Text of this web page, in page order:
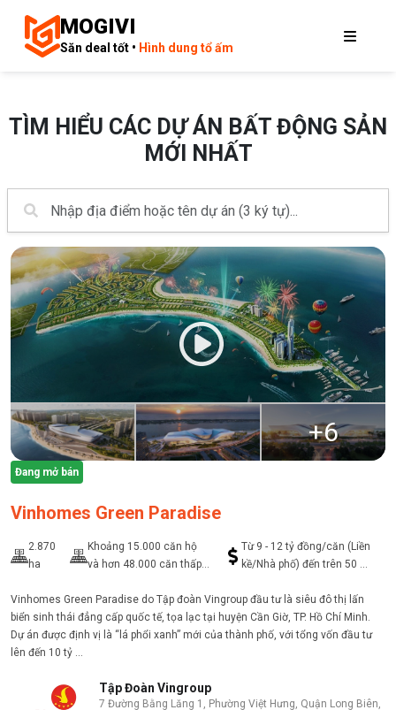
MOGIVI
Săn deal tốt • Hình dung tổ ấm
TÌM HIỂU CÁC DỰ ÁN BẤT ĐỘNG SẢN
MỚI NHẤT
+6
Đang mở bán
Vinhomes Green Paradise
2.870
ha
Khoảng 15.000 căn hộ
và hơn 48.000 căn thấp
Từ 9 - 12 tỷ đồng/căn (Liền
kề/Nhà phố) đến trên 50 tỷ
Vinhomes Green Paradise do Tập đoàn Vingroup đầu tư là siêu đô thị lấn
biển sinh thái đẳng cấp quốc tế, tọa lạc tại huyện Cần Giờ, TP. Hồ Chí Minh.
Dự án được định vị là “lá phổi xanh” mới của thành phố, với tổng vốn đầu tư
lên đến 10 tỷ ...
Tập Đoàn Vingroup
7 Đường Bằng Lăng 1, Phường Việt Hưng, Quận Long Biên,